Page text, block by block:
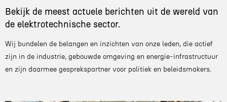
Bekijk de meest actuele berichten uit de wereld van
de elektrotechnische sector.
Wij bundelen de belangen en inzichten van onze leden, die actief
zijn in de industrie, gebouwde omgeving en energie-infrastructuur
en zijn daarmee gesprekspartner voor politiek en beleidsmakers.